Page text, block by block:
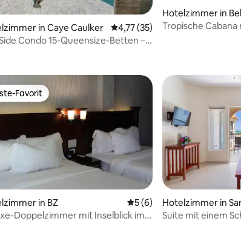
Bewertung: 5 von 5, 7 Bewertungen
in Caye Caulker Durchschnittliche Bewertung:
4,77 (35)
Condo 15-Queensize-Betten –
Hotelzimmer in
Tropische Cabana
Bewertung: 4,8 von 5, 5 Bewertungen
Favorit
Favorit
in BZ Durchschnittliche
5 (6)
Doppelzimmer mit Inselblick im
Hotelzimmer in
Suite mit einem